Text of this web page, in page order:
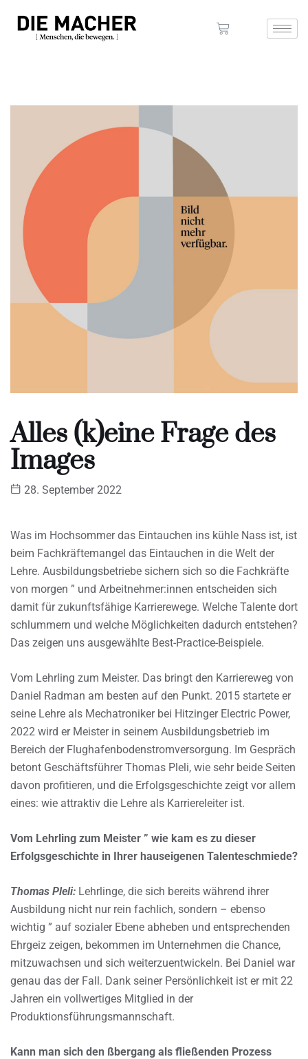
Alles (k)eine Frage des
Images
28. September 2022
Was im Hochsommer das Eintauchen ins kühle Nass ist, ist
beim Fachkräftemangel das Eintauchen in die Welt der
Lehre. Ausbildungsbetriebe sichern sich so die Fachkräfte
von morgen ” und Arbeitnehmer:innen entscheiden sich
damit für zukunftsfähige Karrierewege. Welche Talente dort
schlummern und welche Möglichkeiten dadurch entstehen?
Das zeigen uns ausgewählte Best-Practice-Beispiele.
Vom Lehrling zum Meister. Das bringt den Karriereweg von
Daniel Radman am besten auf den Punkt. 2015 startete er
seine Lehre als Mechatroniker bei Hitzinger Electric Power,
2022 wird er Meister in seinem Ausbildungsbetrieb im
Bereich der Flughafenbodenstromversorgung. Im Gespräch
betont Geschäftsführer Thomas Pleli, wie sehr beide Seiten
davon profitieren, und die Erfolgsgeschichte zeigt vor allem
eines: wie attraktiv die Lehre als Karriereleiter ist.
Vom Lehrling zum Meister ” wie kam es zu dieser
Erfolgsgeschichte in Ihrer hauseigenen Talenteschmiede?
Thomas Pleli: Lehrlinge, die sich bereits während ihrer
Ausbildung nicht nur rein fachlich, sondern – ebenso
wichtig ” auf sozialer Ebene abheben und entsprechenden
Ehrgeiz zeigen, bekommen im Unternehmen die Chance,
mitzuwachsen und sich weiterzuentwickeln. Bei Daniel war
genau das der Fall. Dank seiner Persönlichkeit ist er mit 22
Jahren ein vollwertiges Mitglied in der
Produktionsführungsmannschaft.
Kann man sich den ßbergang als fließenden Prozess